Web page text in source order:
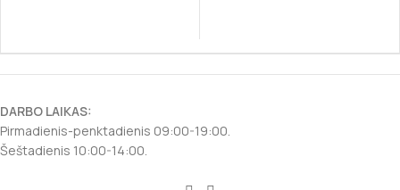
DARBO LAIKAS:
Pirmadienis-penktadienis 09:00-19:00.
Šeštadienis 10:00-14:00.